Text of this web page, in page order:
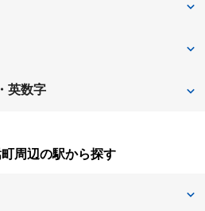
各務原市
土岐市
羽島郡笠松町
不破郡垂井町
英数字
周辺の駅から探す